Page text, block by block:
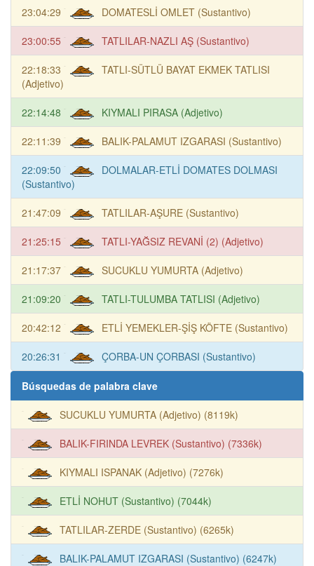
23:04:29 DOMATESLİ OMLET (Sustantivo)
23:00:55 TATLILAR-NAZLI AŞ (Sustantivo)
22:18:33
TATLI-SÜTLÜ BAYAT EKMEK TATLISI
(Adjetivo)
22:14:48 KIYMALI PIRASA (Adjetivo)
22:11:39 BALIK-PALAMUT IZGARASI (Sustantivo)
22:09:50
DOLMALAR-ETLİ DOMATES DOLMASI
(Sustantivo)
21:47:09 TATLILAR-AŞURE (Sustantivo)
21:25:15 TATLI-YAĞSIZ REVANİ (2) (Adjetivo)
21:17:37 SUCUKLU YUMURTA (Adjetivo)
21:09:20 TATLI-TULUMBA TATLISI (Adjetivo)
20:42:12 ETLİ YEMEKLER-ŞİŞ KÖFTE (Sustantivo)
20:26:31 ÇORBA-UN ÇORBASI (Sustantivo)
Búsquedas de palabra clave
SUCUKLU YUMURTA (Adjetivo) (8119k)
BALIK-FIRINDA LEVREK (Sustantivo) (7336k)
KIYMALI ISPANAK (Adjetivo) (7276k)
ETLİ NOHUT (Sustantivo) (7044k)
TATLILAR-ZERDE (Sustantivo) (6265k)
BALIK-PALAMUT IZGARASI (Sustantivo) (6247k)